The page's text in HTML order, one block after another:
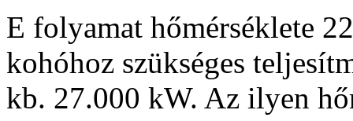
E folyamat hőmérséklete
kohóhoz szükséges
kb. 27.000 kW. Az ilyen